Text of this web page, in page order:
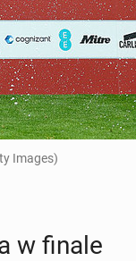
Images)
w finale